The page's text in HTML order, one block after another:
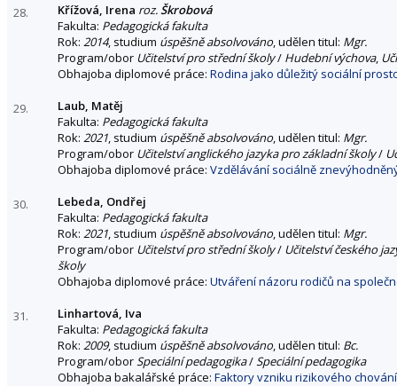
28. Křížová, Irena roz.Škrobová
Fakulta: Pedagogická fakulta
Rok: 2014, studium úspěšně absolvováno, udělen titul: Mgr.
Program/obor Učitelství pro střední školy/ Hudební výchova,
Obhajoba diplomové práce: Rodina jako důležitý sociální
29.
Laub, Matěj
Fakulta: Pedagogická fakulta
Rok: 2021, studium úspěšně absolvováno, udělen titul: Mgr.
Program/obor Učitelství anglického jazyka pro základní školy/
Obhajoba diplomové práce: Vzdělávání sociálně
30.
Lebeda, Ondřej
Fakulta: Pedagogická fakulta
Rok: 2021, studium úspěšně absolvováno, udělen titul: Mgr.
Program/obor Učitelství pro střední školy/ Učitelství českého
školy
Obhajoba diplomové práce: Utváření názoru rodičů na
31.
Linhartová, Iva
Fakulta: Pedagogická fakulta
Rok: 2009, studium úspěšně absolvováno, udělen titul: Bc.
Program/oborSpeciální pedagogika/Speciální pedagogika
Obhajoba bakalářské práce: Faktory vzniku rizikového